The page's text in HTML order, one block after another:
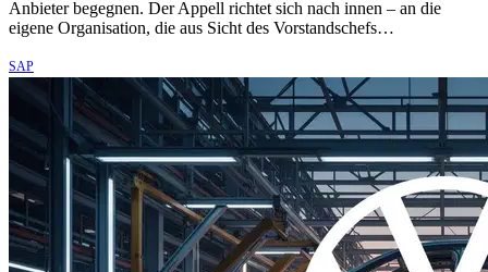
Anbieter begegnen. Der Appell richtet sich nach innen – an die
eigene Organisation, die aus Sicht des Vorstandschefs…
SAP